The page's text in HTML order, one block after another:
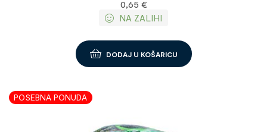
0,65 €
NA ZALIHI
DODAJ U KOŠARICU
POSEBNA PONUDA